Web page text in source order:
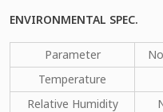
ENVIRONMENTAL SPEC.
Parameter
Temperature
Relative Humidity